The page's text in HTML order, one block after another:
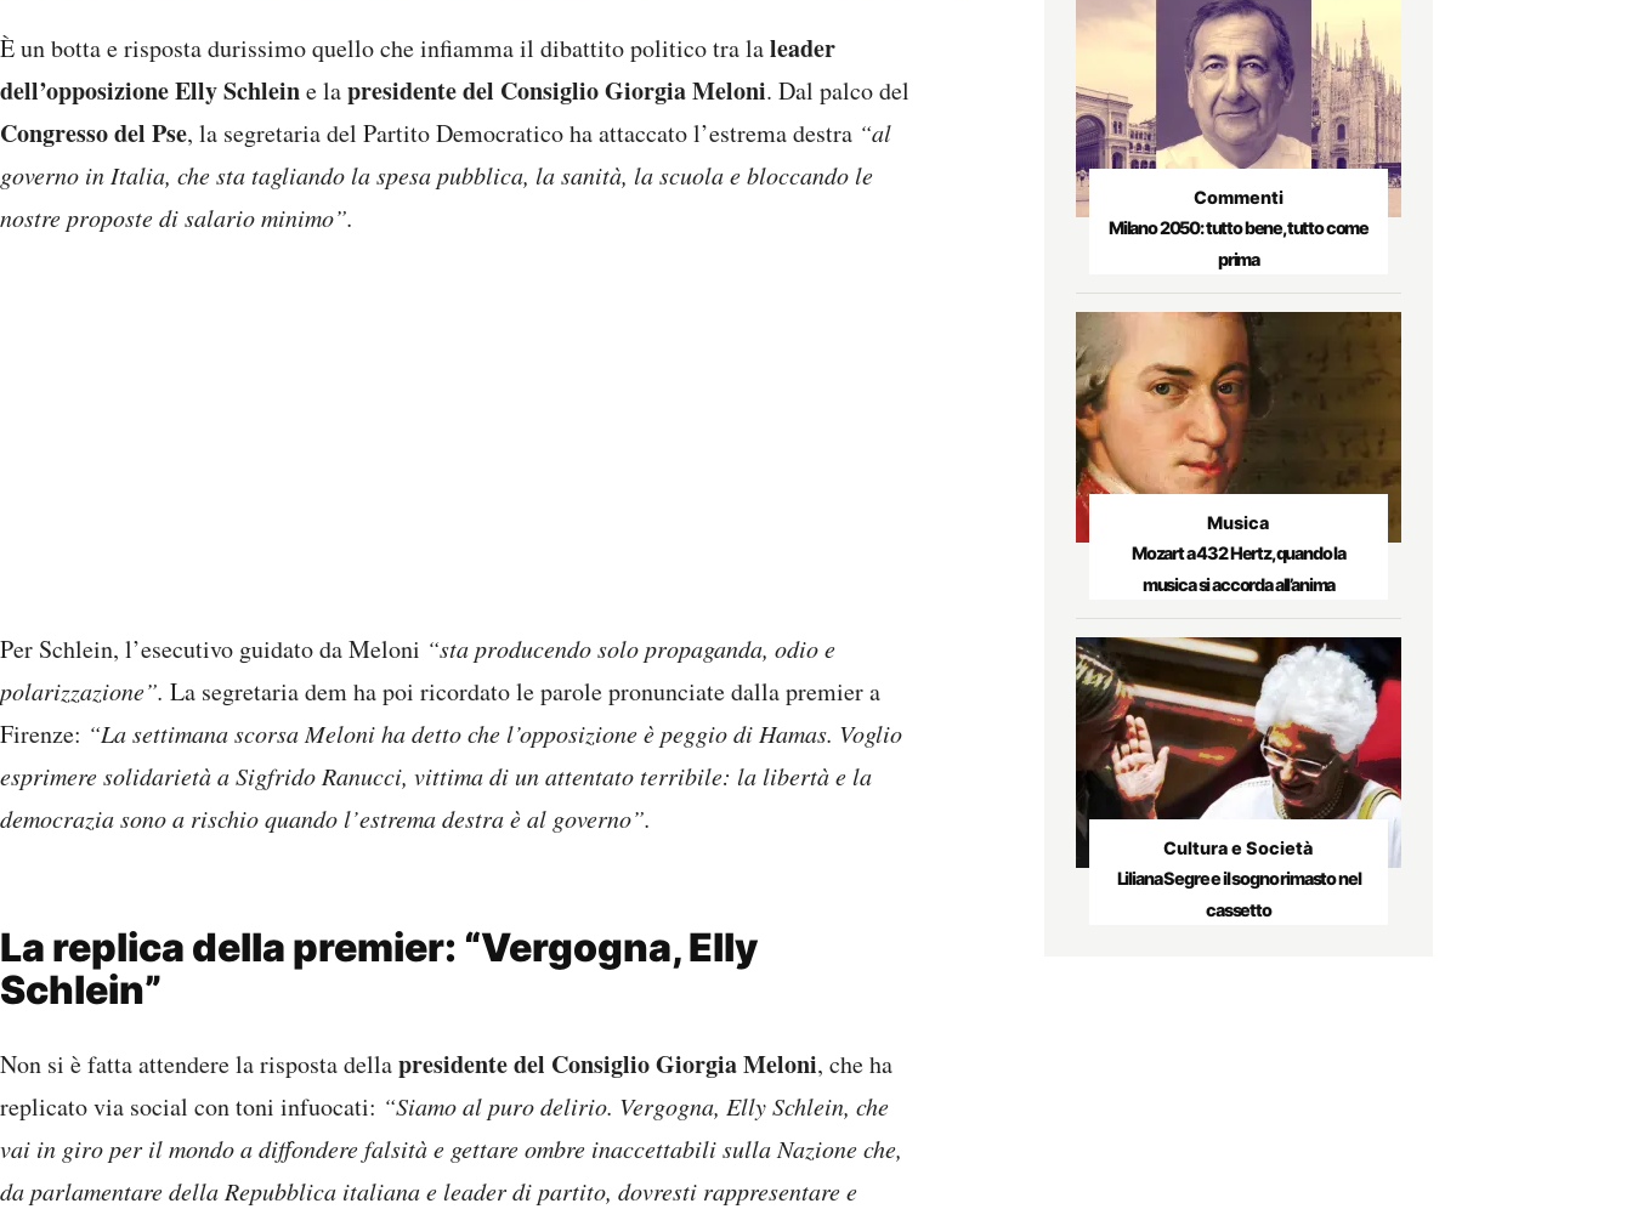
È un botta e risposta durissimo quello che infiamma il dibattito politico tra laleader
dell’opposizione Elly Schleine lapresidente del Consiglio Giorgia Meloni. Dal palco del
Congresso del Pse, la segretaria del Partito Democratico ha attaccato l’estrema destra “al
governo in Italia, che sta tagliando la spesa pubblica, la sanità, la scuola e bloccando le
nostre proposte di salario minimo”.
Per Schlein, l’esecutivo guidato da Meloni “sta producendo solo propaganda, odio e
polarizzazione”. La segretaria dem ha poi ricordato le parole pronunciate dalla premier a
Firenze: “La settimana scorsa Meloni ha detto che l’opposizione è peggio di Hamas. Voglio
esprimere solidarietà a Sigfrido Ranucci, vittima di un attentato terribile: la libertà e la
democrazia sono a rischio quando l’estrema destra è al governo”.
La replica della premier: “Vergogna, Elly
Schlein”
Non si è fatta attendere la risposta dellapresidente del Consiglio Giorgia Meloni, che ha
replicato via social con toni infuocati: “Siamo al puro delirio. Vergogna, Elly Schlein, che
vai in giro per il mondo a diffondere falsità e gettare ombre inaccettabili sulla Nazione che,
da parlamentare della Repubblica italiana e leader di partito, dovresti rappresentare e
Commenti
Milano 2050: tutto bene, tutto come
prima
Musica
Mozart a 432 Hertz, quando la
musica si accorda all’anima
Cultura e Società
Liliana Segre e il sogno rimasto nel
cassetto